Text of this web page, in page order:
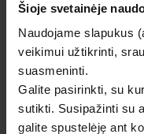
Šioje svetainėje
Naudojame slapukus
veikimui užtikrinti,
suasmeninti.
Galite pasirinkti, su
sutikti. Susipažinti su
galite spustelėję ant
MADE IN EUROPE
SAVYBĖS
Sku
2_1064_4_0